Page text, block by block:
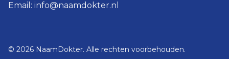
Email: info@naamdokter.nl
© 2026 NaamDokter. Alle rechten voorbehouden.